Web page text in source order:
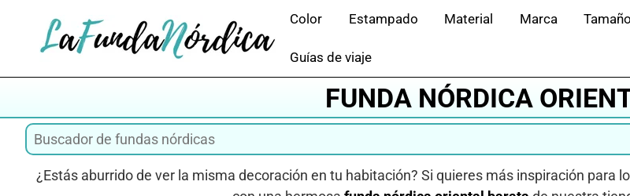
contenido
Color Estampado Material Marca Tamaño
Guías de viaje
FUNDA NÓRDICA
¿Estás aburrido de ver la misma decoración en tu habitación? Si quieres más inspiración para